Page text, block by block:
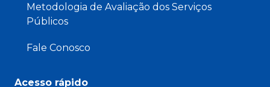
Metodologia de Avaliação dos Serviços
Públicos
Fale Conosco
Acesso rápido